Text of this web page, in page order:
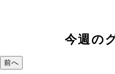
今週の
前へ